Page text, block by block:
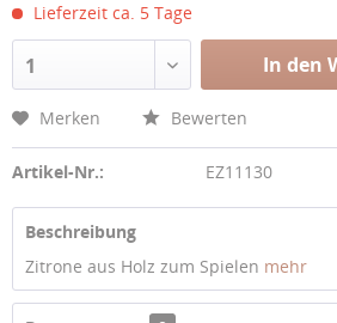
Lieferzeit ca. 5 Tage
1 In den
Merken Bewerten
Artikel-Nr.: EZ11130
Beschreibung
Zitrone aus Holz zum Spielen mehr